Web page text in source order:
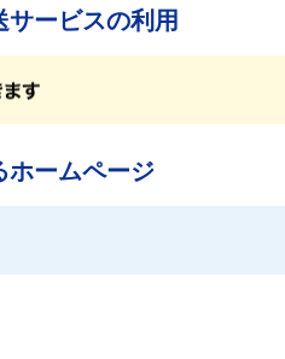
サービスの利用
ホームページ